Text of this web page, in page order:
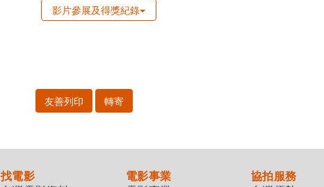
影片參展及得獎紀錄
友善列印 轉寄
找電影
電影事業
協拍服務